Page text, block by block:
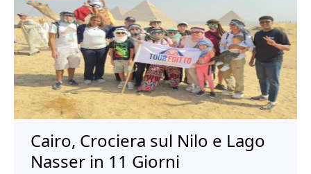
Cairo, Crociera sul Nilo e Lago
Nasser in 11 Giorni